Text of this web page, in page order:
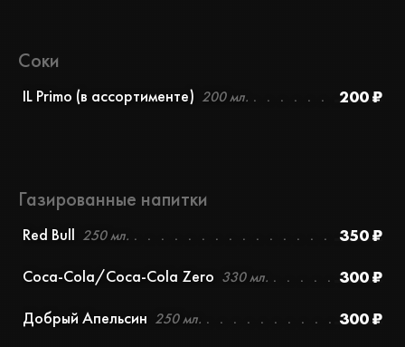
Соки
IL Primo (в ассортименте) 200 мл. 200 ₽
Газированные напитки
Red Bull 250 мл.
350 ₽
Coca-Cola/Coca-Cola Zero 330 мл.
300 ₽
Добрый Апельсин 250 мл.
300 ₽